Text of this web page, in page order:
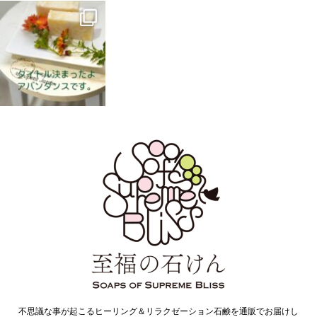
不思議な事が起こるヒーリング＆リラクゼーション石鹸を通販でお届けし